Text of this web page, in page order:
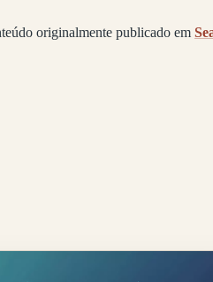
originalmente publicado em